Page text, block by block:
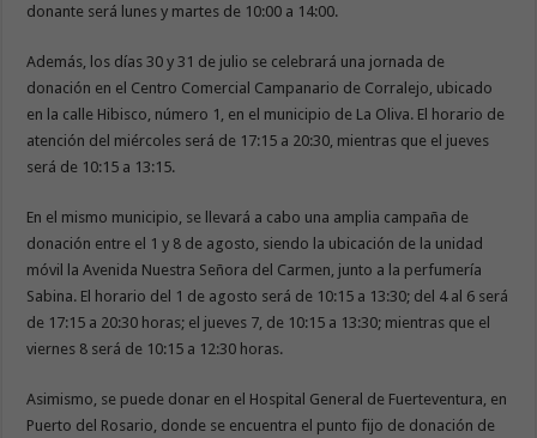
donante será lunes y martes de 10:00 a 14:00.
Además, los días 30 y 31 de julio se celebrará una jornada de
donación en el Centro Comercial Campanario de Corralejo, ubicado
en la calle Hibisco, número 1, en el municipio de La Oliva. El horario de
atención del miércoles será de 17:15 a 20:30, mientras que el jueves
será de 10:15 a 13:15.
En el mismo municipio, se llevará a cabo una amplia campaña de
donación entre el 1 y 8 de agosto, siendo la ubicación de la unidad
móvil la Avenida Nuestra Señora del Carmen, junto a la perfumería
Sabina. El horario del 1 de agosto será de 10:15 a 13:30; del 4 al 6 será
de 17:15 a 20:30 horas; el jueves 7, de 10:15 a 13:30; mientras que el
viernes 8 será de 10:15 a 12:30 horas.
Asimismo, se puede donar en el Hospital General de Fuerteventura, en
Puerto del Rosario, donde se encuentra el punto fijo de donación de